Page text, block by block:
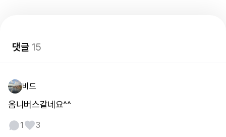
댓글15
비드
옴니버스같네요^^
1 3